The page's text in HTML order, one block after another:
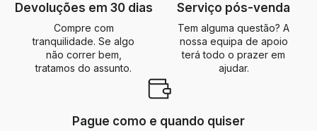
Devoluções em 30 dias
Compre com
tranquilidade. Se algo
não correr bem,
tratamos do assunto.
Serviço pós-venda
Tem alguma questão? A
nossa equipa de apoio
terá todo o prazer em
ajudar.
Pague como e quando quiser